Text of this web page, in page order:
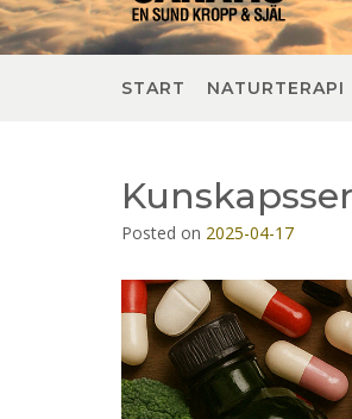
START NATURTERAPI
Posted on 2025-04-17